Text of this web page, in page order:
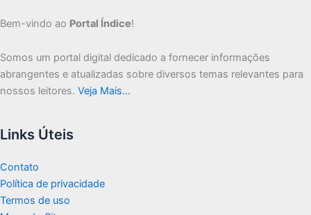
Bem-vindo ao Portal Índice!
Somos um portal digital dedicado a fornecer informações
abrangentes e atualizadas sobre diversos temas relevantes para
nossos leitores. Veja Mais…
Links Úteis
Contato
Política de privacidade
Termos de uso